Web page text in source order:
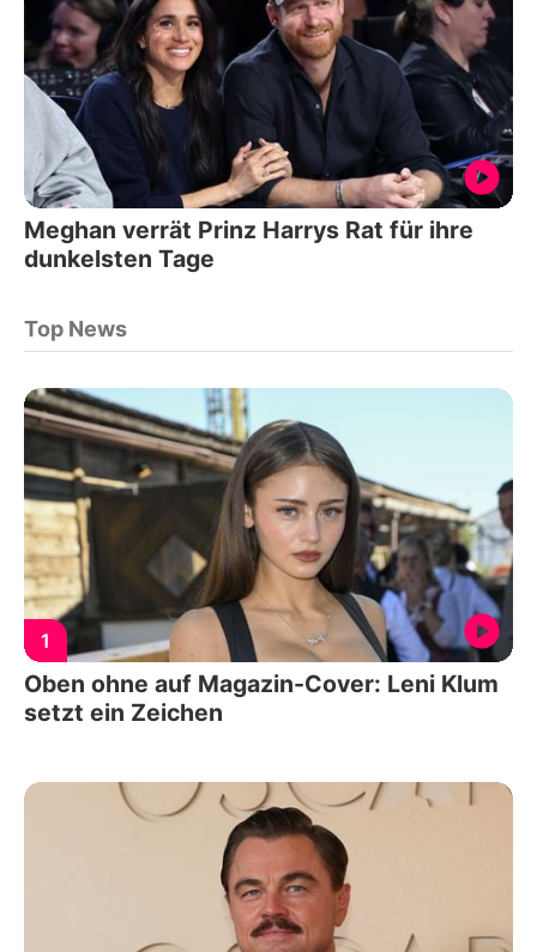
Meghan verrät Prinz Harrys Rat für ihre
dunkelsten Tage
Top News
1
Oben ohne auf Magazin-Cover: Leni Klum
setzt ein Zeichen